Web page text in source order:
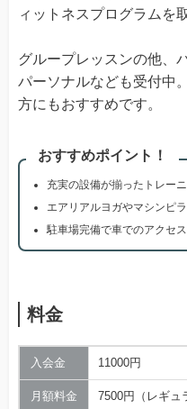
ィットネスプログラムを
グループレッスンの他、
パーソナルなども受付中
方にもおすすめです。
おすすめポイント！
充実の設備が揃ったトレー
エアリアルヨガやマシンピ
駐車場完備で車でのアクセ
料金
入会金 11000円
月額料金 7500円（レギュ